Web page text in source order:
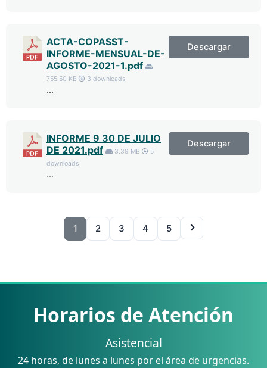
ACTA-COPASST-
INFORME-MENSUAL-DE-
AGOSTO-2021-1.pdf
755.50 KB 3 downloads
...
Descargar
INFORME 9 30 DE JULIO
DE 2021.pdf
3.39 MB
5
downloads
...
Descargar
1 2 3 4 5
Horarios de Atención
Asistencial
24 horas, de lunes a lunes por el área de urgencias.